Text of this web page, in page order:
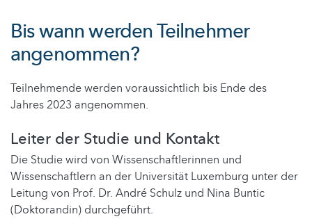
Bis wann werden Teilnehmer
angenommen?
Teilnehmende werden voraussichtlich bis Ende des
Jahres 2023 angenommen.
Leiter der Studie und Kontakt
Die Studie wird von Wissenschaftlerinnen und
Wissenschaftlern an der Universität Luxemburg unter der
Leitung von Prof. Dr. André Schulz und Nina Buntic
(Doktorandin) durchgeführt.